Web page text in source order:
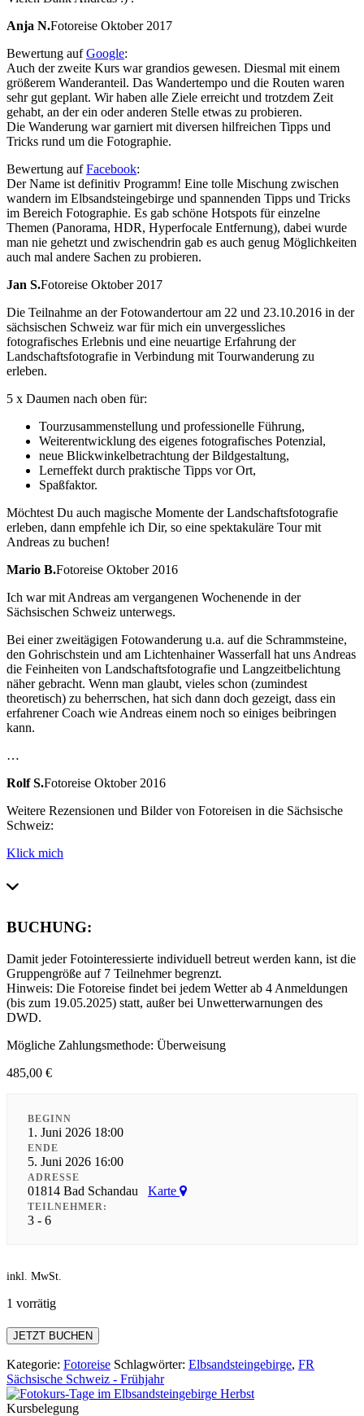
Anja N.Fotoreise Oktober 2017
Bewertung aufGoogle:
Auch der zweite Kurs war grandios gewesen. Diesmal mit einem
größerem Wanderanteil. Das Wandertempo und die Routen waren
sehr gut geplant. Wir haben alle Ziele erreicht und trotzdem Zeit
gehabt, an der ein oder anderen Stelle etwas zu probieren.
Die Wanderung war garniert mit diversen hilfreichen Tipps und
Tricks rund um die Fotographie.
Bewertung aufFacebook:
Der Name ist definitiv Programm! Eine tolle Mischung zwischen
wandern im Elbsandsteingebirge und spannenden Tipps und Tricks
im Bereich Fotographie. Es gab schöne Hotspots für einzelne
Themen (Panorama, HDR, Hyperfocale Entfernung), dabei wurde
man nie gehetzt und zwischendrin gab es auch genug Möglichkeiten
auch mal andere Sachen zu probieren.
Jan S.Fotoreise Oktober 2017
Die Teilnahme an der Fotowandertour am 22 und 23.10.2016 in der
sächsischen Schweiz war für mich ein unvergessliches
fotografisches Erlebnis und eine neuartige Erfahrung der
Landschaftsfotografie in Verbindung mit Tourwanderung zu
erleben.
5 x Daumen nach oben für:
Tourzusammenstellung und professionelle Führung,
Weiterentwicklung des eigenes fotografisches Potenzial,
neue Blickwinkelbetrachtung der Bildgestaltung,
Lerneffekt durch praktische Tipps vor Ort,
Spaßfaktor.
Möchtest Du auch magische Momente der Landschaftsfotografie
erleben, dann empfehle ich Dir, so eine spektakuläre Tour mit
Andreas zu buchen!
Mario B.Fotoreise Oktober 2016
Ich war mit Andreas am vergangenen Wochenende in der
Sächsischen Schweiz unterwegs.
Bei einer zweitägigen Fotowanderung u.a. auf die Schrammsteine,
den Gohrischstein und am Lichtenhainer Wasserfall hat uns Andreas
die Feinheiten von Landschaftsfotografie und Langzeitbelichtung
näher gebracht. Wenn man glaubt, vieles schon (zumindest
theoretisch) zu beherrschen, hat sich dann doch gezeigt, dass ein
erfahrener Coach wie Andreas einem noch so einiges beibringen
kann.
…
Rolf S.Fotoreise Oktober 2016
Weitere Rezensionen und Bilder von Fotoreisen in die Sächsische
Schweiz:
Klick mich
BUCHUNG:
Damit jeder Fotointeressierte individuell betreut werden kann, ist die
Gruppengröße auf 7 Teilnehmer begrenzt.
Hinweis: Die Fotoreise findet bei jedem Wetter ab 4 Anmeldungen
(bis zum 19.05.2025) statt, außer bei Unwetterwarnungen des
DWD.
Mögliche Zahlungsmethode: Überweisung
485,00 €
BEGINN
1. Juni 2026 18:00
ENDE
5. Juni 2026 16:00
ADRESSE
01814 Bad Schandau Karte
TEILNEHMER:
3 - 6
inkl. MwSt.
1 vorrätig
Fotokurs-
Wanderwoche
Sächsische
Schweiz
-
Juni
JETZT BUCHEN
Kategorie: Fotoreise Schlagwörter: Elbsandsteingebirge, FR
Sächsische Schweiz - Frühjahr
Kursbelegung